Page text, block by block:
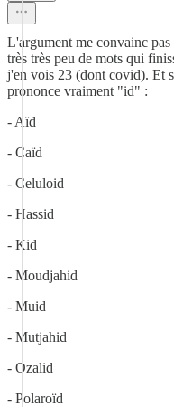
L'argument me convainc
très très peu de mots qui
j'en vois 23 (dont covid). Et
prononce vraiment "id" :
- Aïd
- Caïd
- Celuloid
- Hassid
- Kid
- Moudjahid
- Muid
- Mutjahid
- Ozalid
- Polaroïd